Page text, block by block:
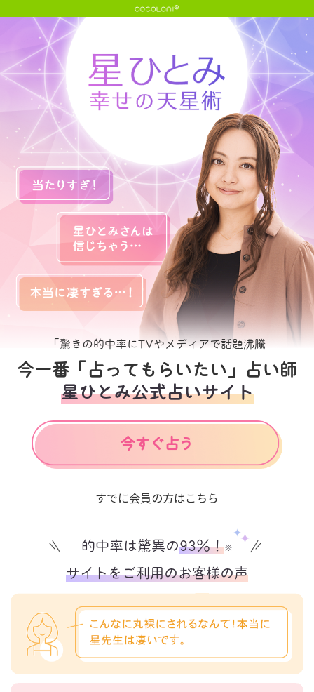
「驚きの的中率にTVやメディアで話題沸騰
今一番「占ってもらいたい」占い師
星ひとみ公式占いサイト
すでに会員の方はこちら
的中率は驚異の93%！※
サイトをご利用のお客様の声